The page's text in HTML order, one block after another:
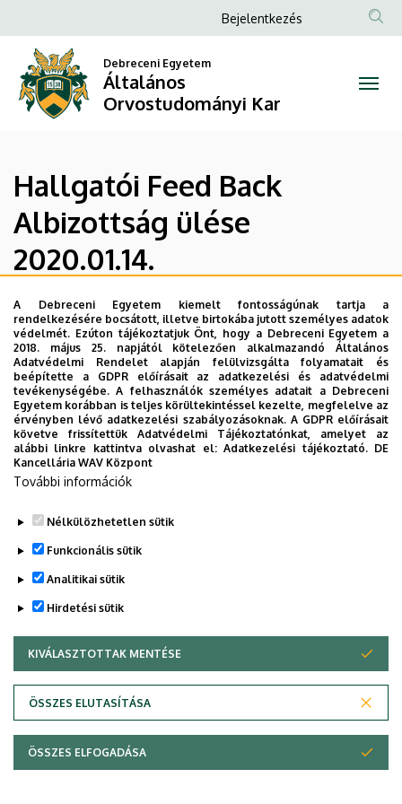
Feed
Back
Albizottság
ülése
2020.01.14.
Általános
Orvostudományi
Kar
a
tartalomra
Anonim
menüje
Bejelentkezés
Debreceni Egyetem
Általános
Orvostudományi Kar
Hallgatói Feed Back
Albizottság ülése
2020.01.14.
A Hallgatói Feed-back Bizottság ülése
2020. január 14 11:00 óra
Napirend:
A 2018/2019. tanév teszt felméréseinek értékelése,
tapasztalatok.
Egyebek.
Adatvédelem
Copyright © 2026 Unideb
A Debreceni Egyetem kiemelt fontosságúnak tartja a
rendelkezésére bocsátott, illetve birtokába jutott személyes adatok
védelmét. Ezúton tájékoztatjuk Önt, hogy a Debreceni Egyetem a
2018. május 25. napjától kötelezően alkalmazandó Általános
Adatvédelmi Rendelet alapján felülvizsgálta folyamatait és
beépítette a GDPR előírásait az adatkezelési és adatvédelmi
tevékenységébe. A felhasználók személyes adatait a Debreceni
Egyetem korábban is teljes körültekintéssel kezelte, megfelelve az
érvényben lévő adatkezelési szabályozásoknak. A GDPR előírásait
követve frissítettük Adatvédelmi Tájékoztatónkat, amelyet az
alábbi linkre kattintva olvashat el:Adatkezelési tájékoztató. DE
Kancellária WAV Központ
További információk
Nélkülözhetetlen sütik
Funkcionális sütik
Analitikai sütik
Hirdetési sütik
KIVÁLASZTOTTAK MENTÉSE
ÖSSZES ELUTASÍTÁSA
WITHDRAW CONSENT
ÖSSZES ELFOGADÁSA